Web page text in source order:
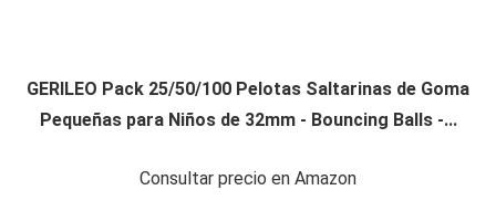
GERILEO Pack 25/50/100 Pelotas Saltarinas de Goma
Pequeñas para Niños de 32mm - Bouncing Balls -...
Consultar precio en Amazon